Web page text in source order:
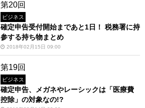
第20回
ビジネス
確定申告受付開始まであと1日！ 税務署に持
参する持ち物まとめ
2018年02月15日 09:00
第19回
ビジネス
確定申告、メガネやレーシックは「医療費
控除」の対象なの!?